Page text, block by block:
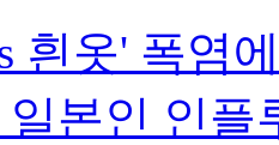
흰옷' 폭염
본인 인플